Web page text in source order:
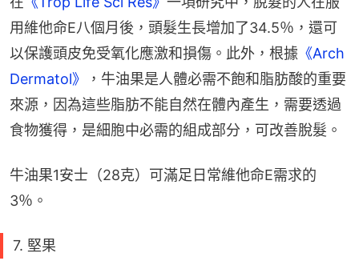
用維他命E八個月後，頭髮生長增加了34.5％，還可
以保護頭皮免受氧化應激和損傷。此外，根據 《Arch
Dermatol》
，牛油果是人體必需不飽和脂肪酸的重要
來源，因為這些脂肪不能自然在體內產生，需要透過
食物獲得，是細胞中必需的組成部分，可改善脫髮。
牛油果1安士（28克）可滿足日常維他命E需求的
3％。
7. 堅果